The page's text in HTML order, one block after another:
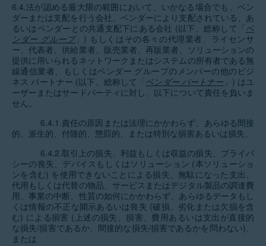
6.4.法が認める最大限の範囲において、いかなる場合でも、ベン
ダーまたは支配を行う会社、ベンダーにより支配されている、あ
るいはベンダーとの共通支配下にある会社 (以下、総称して「 ベ
ンダー グループ」) もしくはその各々の代理業者、ライセンサ
ー、代表者、供給業者、販売業者、再販業者、ソリューションの
提供に用いられるネットワークまたはシステムの所有者である無
線通信業者、もしくはベンダー グループのメンバーの他のビジ
ネス パートナー (以下、総称して「 ベンダー パートナー 」) はユ
ーザーまたはサードパーティに対し、以下について責任を負いま
せん。
6.4.1.責任の原因または法理にかかわらず、あらゆる間接
的、派生的、付随的、懲罰的、または特別な損害あるいは損失。
6.4.2.取引上の損失、利益もしくは収益の損失、プライバ
シーの喪失、デバイスもしくはソリューション (本ソリューショ
ンを含む) を使用できないことによる損失、無駄になった支出、
代用もしくは代替の物品、サービスまたはデジタル製品の調達費
用、事業の中断、性質の如何にかかわらず、あらゆるデータもし
くは情報の不正な開示あるいは喪失 (破損、劣化または欠損を含
む) による損害 (上述の損失、損害、費用あるいは支出が直接的
な損失/損害であるか、間接的な損失/損害であるかを問わない)、
または